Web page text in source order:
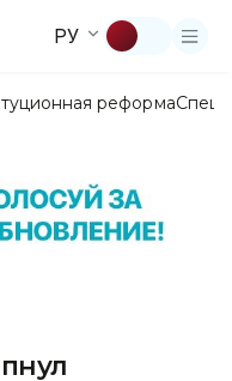
РУ
реформа